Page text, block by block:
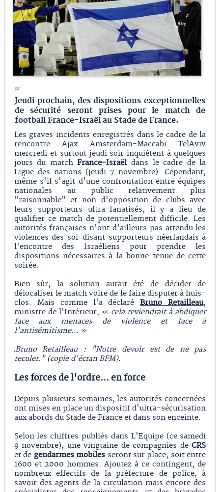
dr
Jeudi prochain, des dispositions exceptionnelles
de sécurité seront prises pour le match de
football France-Israël au Stade de France.
Les graves incidents enregistrés dans le cadre de la
rencontre Ajax Amsterdam-Maccabi TelAviv
mercredi et surtout jeudi soir inquiètent à quelques
jours du matchFrance-Israëldans le cadre de la
Ligue des nations (jeudi 7 novembre). Cependant,
même s'il s'agit d'une confrontation entre équipes
nationales au public relativement plus
"raisonnable" et non d'opposition de clubs avec
leurs supporteurs ultra-fanatisés, il y a lieu de
qualifier ce match de potentiellement difficile. Les
autorités françaises n'ont d'ailleurs pas attendu les
violences des soi-disant supporteurs néerlandais à
l'encontre des Israéliens pour prendre les
dispositions nécessaires à la bonne tenue de cette
soirée.
Bien sûr, la solution aurait été de décider de
délocaliser le match voire de le faire disputer à huis-
clos. Mais comme l'a déclaréBruno Retailleau,
ministre de l'Intérieur, « cela reviendrait à abdiquer
face aux menaces de violence et face à
l'antisémitisme... »
Bruno Retailleau : "Notre devoir est de ne pas
reculer." (copie d'écran BFM).
Les forces de l'ordre... en force
Depuis plusieurs semaines, les autorités concernées
ont mises en place un dispositif d'ultra-sécurisation
aux abords du Stade de France et dans son enceinte.
Selon les chiffres publiés dans L'Equipe (ce samedi
9 novembre), une vingtaine de compagnies deCRS
et de gendarmes mobiles seront sur place, soit entre
1600 et 2000 hommes. Ajoutez à ce contingent, de
nombreux effectifs de la préfecture de police, à
savoir des agents de la circulation mais encore des